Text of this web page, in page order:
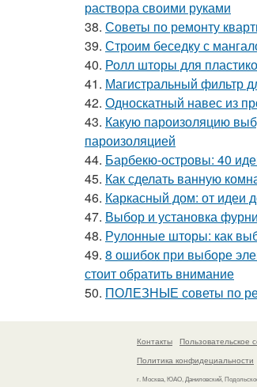
раствора своими руками
38. Советы по ремонту
39. Строим беседку с
40. Ролл шторы для
41. Магистральный фильтр
42. Односкатный навес из
43. Какую пароизоляцию
пароизоляцией
44. Барбекю-островы: 40
45. Как сделать ванную
46. Каркасный дом: от идеи
47. Выбор и установка
48. Рулонные шторы: как
49. 8 ошибок при выборе
стоит обратить внимание
50. ПОЛЕЗНЫЕ советы по
Контакты
Пользовательское
Политика конфидециальности
г. Москва, ЮАО, Даниловский,